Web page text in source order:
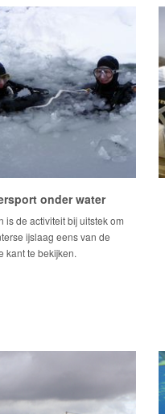
onder water
is de activiteit bij uitstek om
ijslaag eens van de
kant te bekijken.